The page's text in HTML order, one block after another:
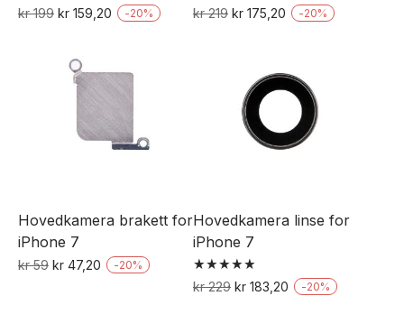
kr199 Opprinnelig
kr 199.
kr 159,20 Nåværende
kr 159,20.
-20% kr219 Opprinnelig
kr 219.
kr 175,20 Nåværende
kr 175,20.
-20%
Hovedkamera brakett for
iPhone 7
kr59 Opprinnelig
kr 47,20 Nåværende
-20%
Hovedkamera linse for
iPhone 7
Vurdert
5.00
kr229 Opprinnelig
kr 183,20 Nåværende
-20%